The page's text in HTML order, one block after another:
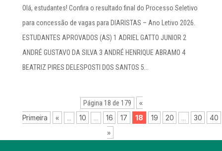
Olá, estudantes! Confira o resultado final do Processo Seletivo
para concessão de vagas para DIARISTAS – Ano Letivo 2026.
ESTUDANTES APROVADOS (AS) 1 ADRIEL GATTO JUNIOR 2
ANDRÉ GUSTAVO DA SILVA 3 ANDRÉ HENRIQUE ABRAMO 4
BEATRIZ PIRES DELESPOSTI DOS SANTOS 5...
Página 18 de 179
«
Primeira
« 10 16 17 18 19 20 30
40
»